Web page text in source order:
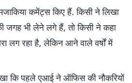
कमेंट्स किए हैं. किसी ने लिखा
जगह भी लेने लगे हैं, तो किसी ने कहा
लग रहा है, लेकिन आने वाले वर्षों में
कि पहले एआई ने ऑफिस की नौकरियों